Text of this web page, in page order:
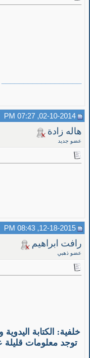
هاله زادة
عضو جديد
رافت ابراهيم
عضو ذهبي
خلفية: الكتابة
توجد معلومات قليلة